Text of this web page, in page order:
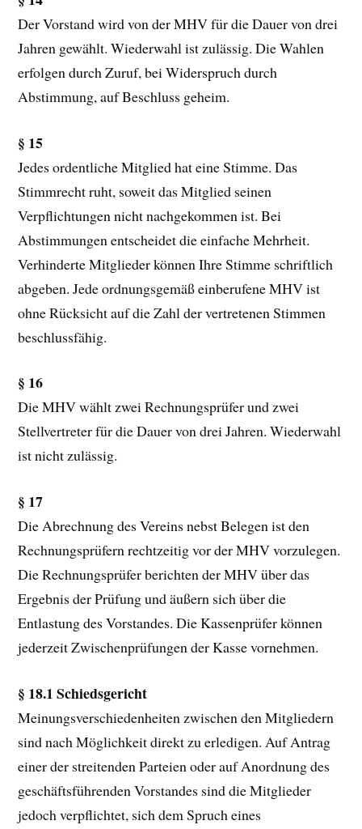
Der Vorstand wird von der MHV für die Dauer von drei
Jahren gewählt. Wiederwahl ist zulässig. Die Wahlen
erfolgen durch Zuruf, bei Widerspruch durch
Abstimmung, auf Beschluss geheim.
§ 15
Jedes ordentliche Mitglied hat eine Stimme. Das
Stimmrecht ruht, soweit das Mitglied seinen
Verpflichtungen nicht nachgekommen ist. Bei
Abstimmungen entscheidet die einfache Mehrheit.
Verhinderte Mitglieder können Ihre Stimme schriftlich
abgeben. Jede ordnungsgemäß einberufene MHV ist
ohne Rücksicht auf die Zahl der vertretenen Stimmen
beschlussfähig.
§ 16
Die MHV wählt zwei Rechnungsprüfer und zwei
Stellvertreter für die Dauer von drei Jahren. Wiederwahl
ist nicht zulässig.
§ 17
Die Abrechnung des Vereins nebst Belegen ist den
Rechnungsprüfern rechtzeitig vor der MHV vorzulegen.
Die Rechnungsprüfer berichten der MHV über das
Ergebnis der Prüfung und äußern sich über die
Entlastung des Vorstandes. Die Kassenprüfer können
jederzeit Zwischenprüfungen der Kasse vornehmen.
§ 18.1 Schiedsgericht
Meinungsverschiedenheiten zwischen den Mitgliedern
sind nach Möglichkeit direkt zu erledigen. Auf Antrag
einer der streitenden Parteien oder auf Anordnung des
geschäftsführenden Vorstandes sind die Mitglieder
jedoch verpflichtet, sich dem Spruch eines